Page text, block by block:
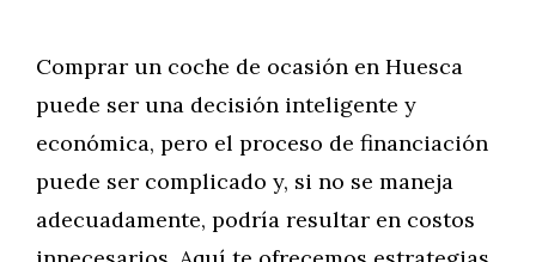
Comprar un coche de ocasión en Huesca
puede ser una decisión inteligente y
económica, pero el proceso de financiación
puede ser complicado y, si no se maneja
adecuadamente, podría resultar en costos